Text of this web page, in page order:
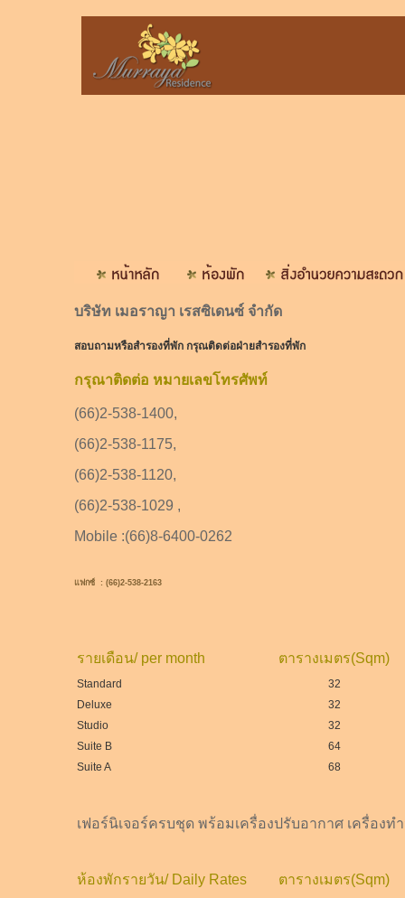
บริษัท เมอราญา เรสซิเดนซ์ จำกัด
สอบถามหรือสำรองที่พัก กรุณติดต่อฝ่ายสำรองที่พัก
กรุณาติดต่อ หมายเลขโทรศัพท์
(66)2-538-1400,
(66)2-538-1175,
(66)2-538-1120,
(66)2-538-1029 ,
Mobile :(66)8-6400-0262
แฟกซ์ : (66)2-538-2163
รายเดือน/ per month ตารางเมตร(Sqm)
Standard
32
Deluxe
32
Studio
32
Suite B
64
Suite A
68
เฟอร์นิเจอร์ครบชุด พร้อมเครื่องปรับอากาศ เครื่องท
ห้องพักรายวัน/ Daily Rates ตารางเมตร(Sqm)